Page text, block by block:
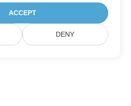
ACCEPT
DENY